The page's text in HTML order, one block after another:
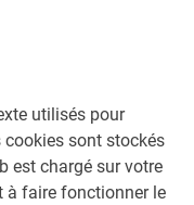
utilisés pour
sont stockés
est chargé sur votre
à faire fonctionner le